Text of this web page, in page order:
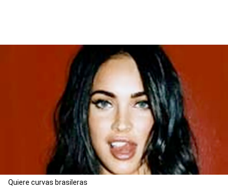
Quiere curvas brasileras